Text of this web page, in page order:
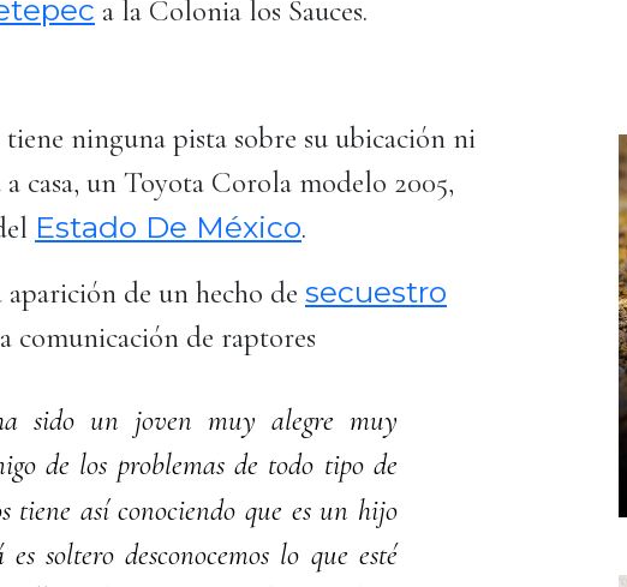
a la Colonia los Sauces.
tiene ninguna pista sobre su ubicación ni
casa, un Toyota Corola modelo 2005,
Estado De México.
de un hecho de secuestro
comunicación de raptores
sido un joven muy alegre muy
de los problemas de todo tipo de
tiene así conociendo que es un hijo
soltero desconocemos lo que esté